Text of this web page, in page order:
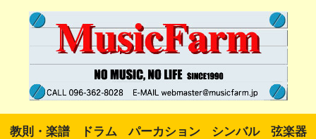
教則・楽譜 ドラム パーカション シンバル 弦楽器